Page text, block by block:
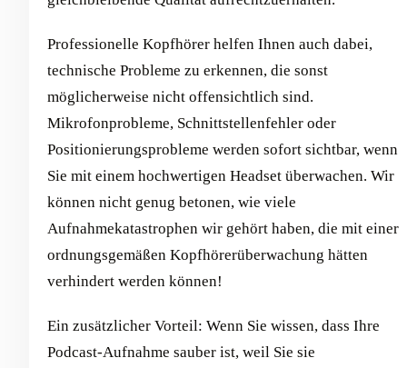
Professionelle Kopfhörer helfen Ihnen auch dabei,
technische Probleme zu erkennen, die sonst
möglicherweise nicht offensichtlich sind.
Mikrofonprobleme, Schnittstellenfehler oder
Positionierungsprobleme werden sofort sichtbar, wenn
Sie mit einem hochwertigen Headset überwachen. Wir
können nicht genug betonen, wie viele
Aufnahmekatastrophen wir gehört haben, die mit einer
ordnungsgemäßen Kopfhörerüberwachung hätten
verhindert werden können!
Ein zusätzlicher Vorteil: Wenn Sie wissen, dass Ihre
Podcast-Aufnahme sauber ist, weil Sie sie